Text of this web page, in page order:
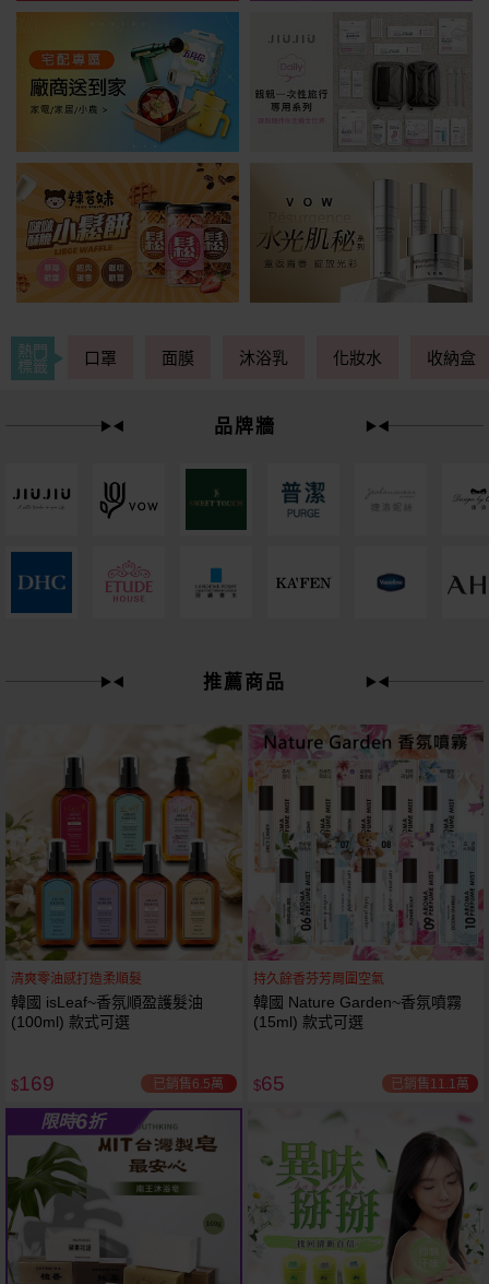
狂殺61折
熱門
標籤
口罩 面膜 沐浴乳 化妝水 收納盒
品牌牆
推薦商品
清爽零油感打造柔順髮
韓國 isLeaf~香氛順盈護髮油
(100ml) 款式可選
$169 已銷售6.5萬
持久餘香芬芳周圍空氣
韓國 Nature Garden~香氛噴霧
(15ml) 款式可選
$65 已銷售11.1萬
限時6折